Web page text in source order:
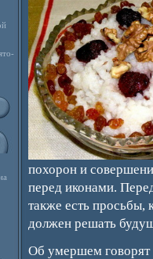
похорон и
перед иконами.
также есть
должен решать
Об умершем говорят